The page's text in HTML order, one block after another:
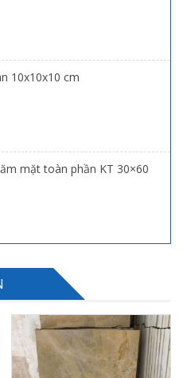
10x10x10 cm
mặt toàn phần KT 30×60